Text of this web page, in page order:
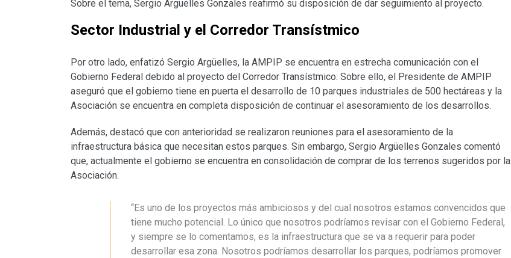
Sobre el tema, Sergio Argüelles Gonzales reafirmó su disposición de dar seguimiento al proyecto.
Sector Industrial y el Corredor Transístmico
Por otro lado, enfatizó Sergio Argüelles, la AMPIP se encuentra en estrecha comunicación con el
Gobierno Federal debido al proyecto del Corredor Transístmico. Sobre ello, el Presidente de AMPIP
aseguró que el gobierno tiene en puerta el desarrollo de 10 parques industriales de 500 hectáreas y la
Asociación se encuentra en completa disposición de continuar el asesoramiento de los desarrollos.
Además, destacó que con anterioridad se realizaron reuniones para el asesoramiento de la
infraestructura básica que necesitan estos parques. Sin embargo, Sergio Argüelles Gonzales comentó
que, actualmente el gobierno se encuentra en consolidación de comprar de los terrenos sugeridos por la
Asociación.
“Es uno de los proyectos más ambiciosos y del cual nosotros estamos convencidos que
tiene mucho potencial. Lo único que nosotros podríamos revisar con el Gobierno Federal,
y siempre se lo comentamos, es la infraestructura que se va a requerir para poder
desarrollar esa zona. Nosotros podríamos desarrollar los parques, podríamos promover